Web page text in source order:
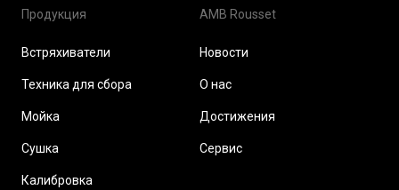
Продукция
Встряхиватели
Техника для сбора
Мойка
Сушка
Калибровка
AMB Rousset
Новости
О нас
Достижения
Сервис